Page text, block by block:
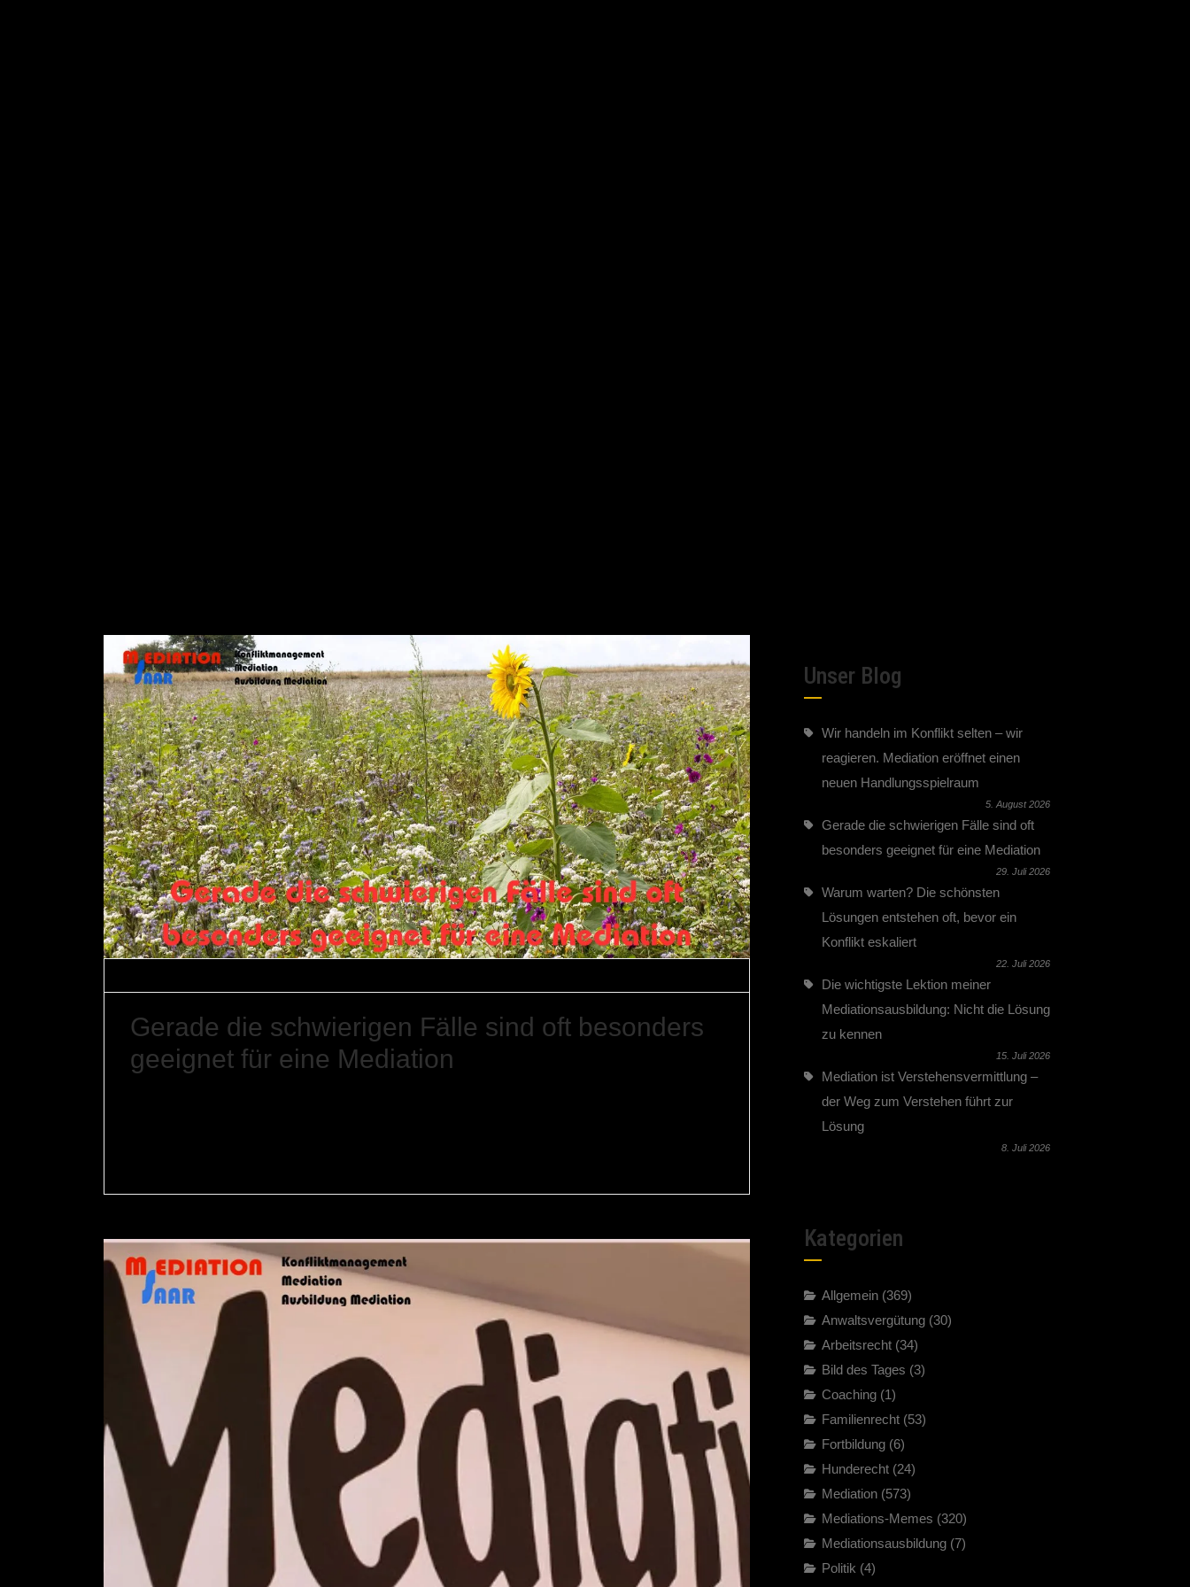
Gerade die schwierigen Fälle sind oft besonders
geeignet für eine Mediation
Unser Blog
Wir handeln im Konflikt selten – wir
reagieren. Mediation eröffnet einen
neuen Handlungsspielraum
5. August 2026
Gerade die schwierigen Fälle sind oft
besonders geeignet für eine Mediation
29. Juli 2026
Warum warten? Die schönsten
Lösungen entstehen oft, bevor ein
Konflikt eskaliert
22. Juli 2026
Die wichtigste Lektion meiner
Mediationsausbildung: Nicht die Lösung
zu kennen
15. Juli 2026
Mediation ist Verstehensvermittlung –
der Weg zum Verstehen führt zur
Lösung
8. Juli 2026
Kategorien
Allgemein (369)
Anwaltsvergütung (30)
Arbeitsrecht (34)
Bild des Tages (3)
Coaching (1)
Familienrecht (53)
Fortbildung (6)
Hunderecht (24)
Mediation (573)
Mediations-Memes (320)
Mediationsausbildung (7)
Politik (4)